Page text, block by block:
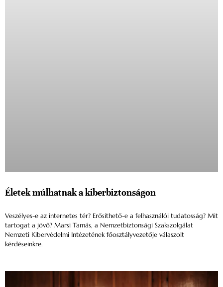
Életek múlhatnak a kiberbiztonságon
Veszélyes-e az internetes tér? Erősíthető-e a felhasználói tudatosság? Mit
tartogat a jövő? Marsi Tamás, a Nemzetbiztonsági Szakszolgálat
Nemzeti Kibervédelmi Intézetének főosztályvezetője válaszolt
kérdéseinkre.